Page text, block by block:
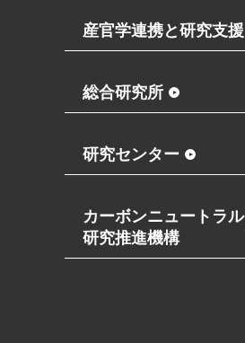
産官学連携と研究支援
総合研究所
研究センター
カーボンニュートラル
研究推進機構